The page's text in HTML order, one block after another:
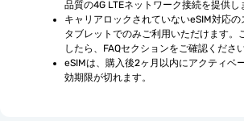
品質の4G LTEネットワーク接続を提供し
キャリアロックされていないeSIM対応
タブレットでのみご利用いただけます。
したら、FAQセクションをご確認ください
eSIMは、購入後2ヶ月以内にアクティベ
効期限が切れます。